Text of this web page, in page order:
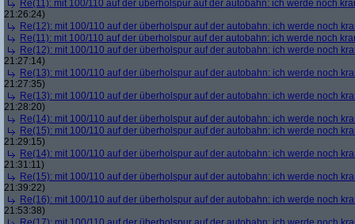
Re(11): mit 100/110 auf der überholspur auf der autobahn: ich werde noch
21:26:24)
Re(12): mit 100/110 auf der überholspur auf der autobahn: ich werde noch
Re(11): mit 100/110 auf der überholspur auf der autobahn: ich werde noch
Re(12): mit 100/110 auf der überholspur auf der autobahn: ich werde noch
21:27:14)
Re(13): mit 100/110 auf der überholspur auf der autobahn: ich werde noch
21:27:35)
Re(13): mit 100/110 auf der überholspur auf der autobahn: ich werde noch
21:28:20)
Re(14): mit 100/110 auf der überholspur auf der autobahn: ich werde noch
Re(15): mit 100/110 auf der überholspur auf der autobahn: ich werde noch
21:29:15)
Re(14): mit 100/110 auf der überholspur auf der autobahn: ich werde noch
21:31:11)
Re(15): mit 100/110 auf der überholspur auf der autobahn: ich werde noch
21:39:22)
Re(16): mit 100/110 auf der überholspur auf der autobahn: ich werde noch
21:53:38)